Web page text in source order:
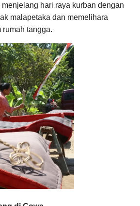
hari raya kurban dengan
malapetaka dan memelihara
rumah tangga.